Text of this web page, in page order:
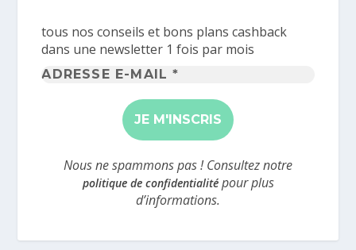
tous nos conseils et bons plans cashback
dans une newsletter 1 fois par mois
Adresse
mail
*
Nous ne spammons pas ! Consultez notre
politique de confidentialitépour plus
d’informations.